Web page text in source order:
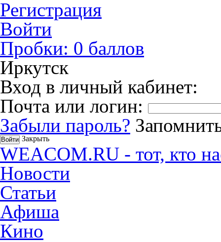
Регистрация
Войти
Пробки: 0 баллов
Иркутск
Вход в личный кабинет:
Почта или логин:
Забыли пароль?
Закрыть
WEACOM.RU - тот, кто
Новости
Статьи
Афиша
Кино